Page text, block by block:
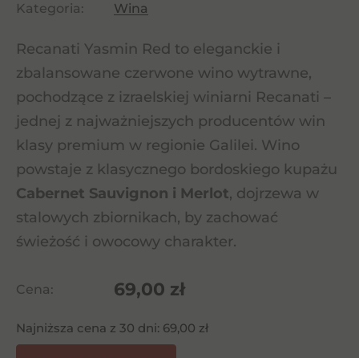
Kategoria:
Wina
Recanati Yasmin Red to eleganckie i
zbalansowane czerwone wino wytrawne,
pochodzące z izraelskiej winiarni Recanati –
jednej z najważniejszych producentów win
klasy premium w regionie Galilei. Wino
powstaje z klasycznego bordoskiego kupażu
Cabernet Sauvignon i Merlot, dojrzewa w
stalowych zbiornikach, by zachować
świeżość i owocowy charakter.
Cena: 69,00 zł
Najniższa cena z 30 dni: 69,00 zł